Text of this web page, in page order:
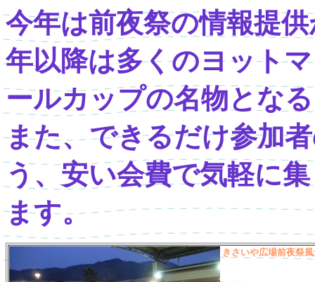
今年は前夜祭の情報提
年以降は多くのヨット
ールカップの名物とな
また、できるだけ参加
う、安い会費で気軽に
ます。
きさいや広場前夜祭